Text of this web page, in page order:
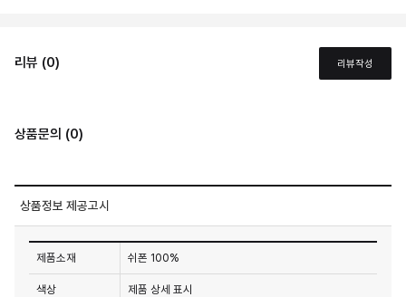
리뷰 (0) 리뷰작성
상품문의 (0)
상품정보 제공고시
제품소재 쉬폰 100%
색상 제품 상세 표시